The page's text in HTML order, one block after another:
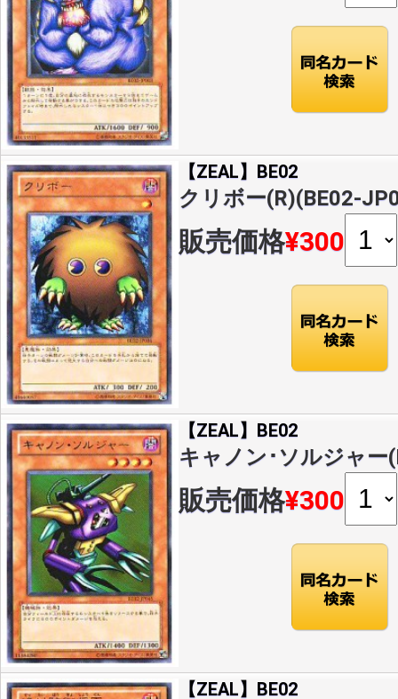
【ZEAL】BE02
クリボー(R)(BE02-
販売価格¥300
【ZEAL】BE02
キャノン･ソルジャー
販売価格¥300
【ZEAL】BE02